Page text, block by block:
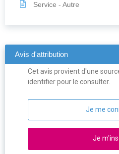
Service - Autre
Avis d'attribution
Cet avis provient d'une
identifier pour le consulter.
Je me
Je